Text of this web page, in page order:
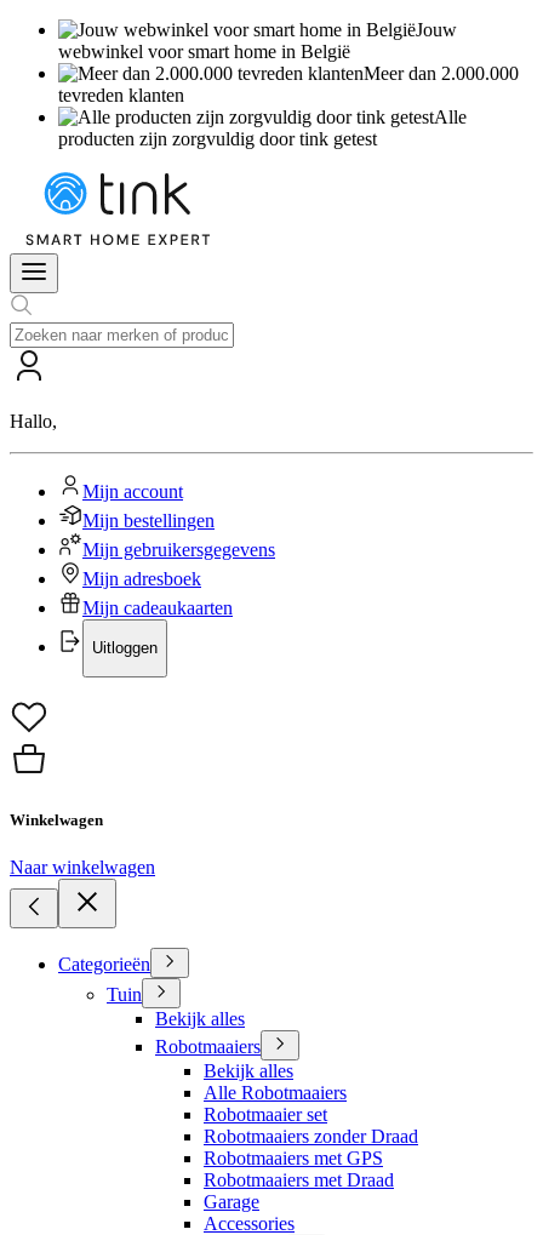
Jouw
webwinkel voor smart home in België
Meer dan 2.000.000
tevreden klanten
Alle
producten zijn zorgvuldig door tink getest
Hallo,
Mijn account
Mijn bestellingen
Mijn gebruikersgegevens
Mijn adresboek
Mijn cadeaukaarten
Uitloggen
Winkelwagen
Naar winkelwagen
Categorieën
Tuin
Bekijk alles
Robotmaaiers
Bekijk alles
Alle Robotmaaiers
Robotmaaier set
Robotmaaiers zonder Draad
Robotmaaiers met GPS
Robotmaaiers met Draad
Garage
Accessories